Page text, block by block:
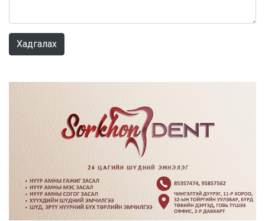
Хадгалах